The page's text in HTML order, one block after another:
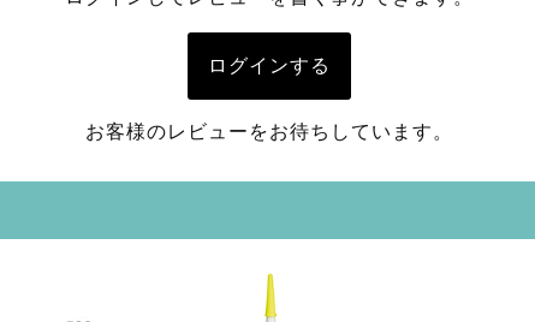
ログインする
お客様のレビューをお待ちしています。